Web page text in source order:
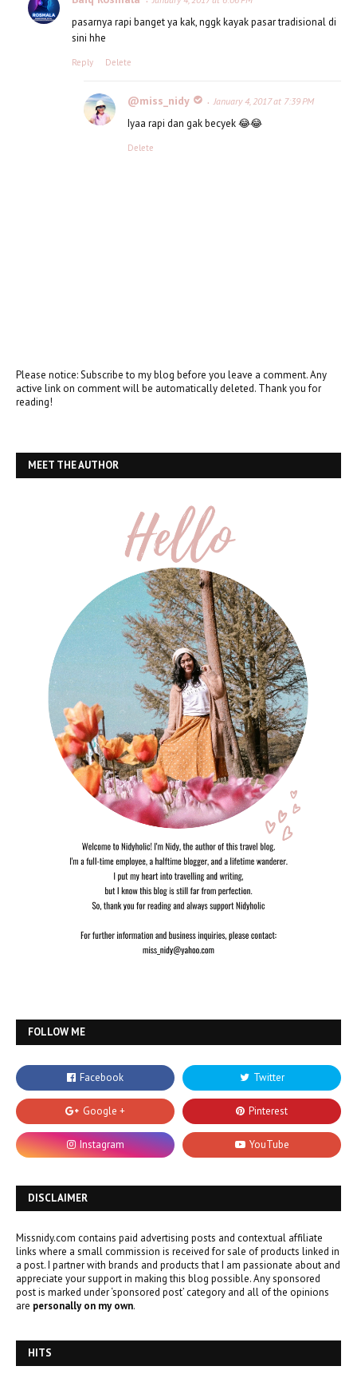
pasarnya rapi banget ya kak, nggk kayak pasar tradisional di
sini hhe
Reply Delete
@miss_nidy January 4, 2017 at 7:39 PM
Iyaa rapi dan gak becyek 😂😂
Delete
Please notice: Subscribe to my blog before you leave a comment. Any
active link on comment will be automatically deleted. Thank you for
reading!
MEET THE AUTHOR
FOLLOW ME
DISCLAIMER
Missnidy.com contains paid advertising posts and contextual affiliate
links where a small commission is received for sale of products linked in
a post. I partner with brands and products that I am passionate about and
appreciate your support in making this blog possible. Any sponsored
post is marked under ‘sponsored post’ category and all of the opinions
are personally on my own.
HITS